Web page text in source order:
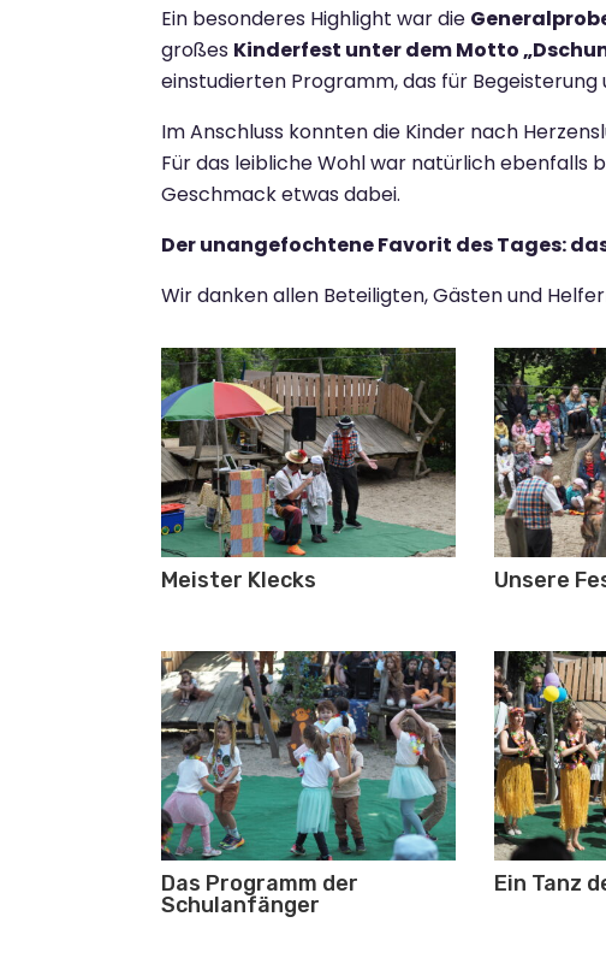
Ein besonderes Highlight war die
großes Kinderfest unter dem Motto
einstudierten Programm, das für Begeisterung
Im Anschluss konnten die Kinder nach
Für das leibliche Wohl war natürlich ebenfalls
Geschmack etwas dabei.
Der unangefochtene Favorit des Tages:
Wir danken allen Beteiligten, Gästen und
Meister Klecks Unsere
Das Programm der
Schulanfänger
Ein Tanz